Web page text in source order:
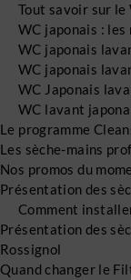
Tout savoir sur
WC japonais :
WC japonais
WC japonais
WC Japonais
WC lavant
Le programme
Les sèche-mains
Nos promos du
Présentation des
Comment
Présentation des
Rossignol
Quand changer le